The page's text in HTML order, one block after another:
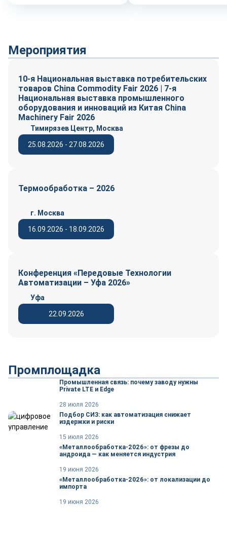
Мероприятия
10-я Национальная выставка потребительских
товаров China Commodity Fair 2026 | 7-я
Национальная выставка промышленного
оборудования и инноваций из Китая China
Machinery Fair 2026
25.08.2026 - 27.08.2026
Тимирязев Центр, Москва
Термообработка – 2026
16.09.2026 - 18.09.2026
г. Москва
Конференция «Передовые Технологии
Автоматизации – Уфа 2026»
22.09.2026
Уфа
Промплощадка
Промышленная связь: почему заводу нужны
Private LTE и Edge
28 июля 2026
Подбор СИЗ: как автоматизация снижает
издержки и риски
15 июля 2026
«Металлообработка-2026»: от фрезы до
андроида — как меняется индустрия
19 июня 2026
«Металлообработка-2026»: от локализации до
импорта
19 июня 2026